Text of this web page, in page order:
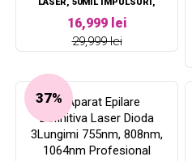
LASER, 50MIL IMPULSURI,
EPILARE LASER DEFINITIVA
PROFESIONALA SALON COOL
REFRIGERATION
16,999 lei
29,999 lei
37%